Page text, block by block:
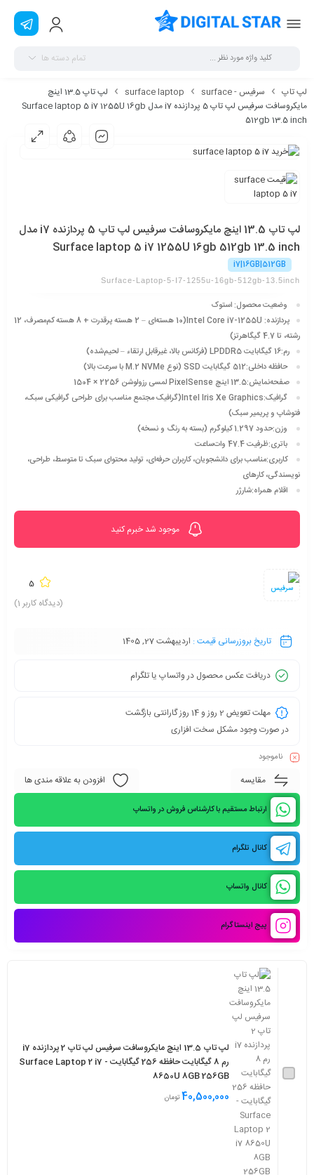
تمام دسته ها
لپ تاپ سرفیس - surface surface laptop
لپ تاپ 13.5 اینچ
مایکروسافت سرفیس لپ تاپ 5 پردازنده i7 مدل Surface laptop 5 i7 1255U 16gb
512gb 13.5 inch
لپ تاپ 13.5 اینچ مایکروسافت سرفیس لپ تاپ 5 پردازنده i7 مدل
Surface laptop 5 i7 1255U 16gb 512gb 13.5 inch
i7|16GB|512GB
Surface-Laptop-5-I7-1255u-16gb-512gb-13.5inch
وضعیت محصول: استوک
پردازنده: Intel Core i7-1255U(10 هسته‌ای – 2 هسته پرقدرت + 8 هسته کم‌مصرف، 12
رشته، تا 4.7 گیگاهرتز)
رم:16 گیگابایت LPDDR5 (فرکانس بالا، غیرقابل ارتقاء – لحیم‌شده)
حافظه داخلی:512 گیگابایت SSD (نوع M.2 NVMe با سرعت بالا)
صفحه‌نمایش:13.5 اینچ PixelSense لمسی رزولوشن 2256 × 1504
گرافیک:Intel Iris Xe Graphics(گرافیک مجتمع مناسب برای طراحی گرافیکی سبک،
فتوشاپ و پریمیر سبک)
وزن:حدود 1.297 کیلوگرم (بسته به رنگ و نسخه)
باتری:ظرفیت 47.4 وات‌ساعت
کاربری:مناسب برای دانشجویان، کاربران حرفه‌ای، تولید محتوای سبک تا متوسط، طراحی،
نویسندگی، کارهای
اقلام همراه:شارژر
موجود شد خبرم کنید
سرفیس
5
(دیدگاه کاربر 1
)
تاریخ بروزرسانی قیمت : اردیبهشت 27, 1405
دریافت عکس محصول در واتساپ یا تلگرام
مهلت تعویض 2 روز و 14 روز گارانتی بازگشت
در صورت وجود مشکل سخت افزاری
ناموجود
مقایسه افزودن به علاقه مندی ها
ارتباط مستقیم با کارشناس فروش در واتساپ
کانال تلگرام
کانال واتساپ
پیج اینستاگرام
لپ تاپ 13.5 اینچ مایکروسافت سرفیس لپ تاپ 2 پردازنده i7
رم 8 گیگابایت حافظه 256 گیگابایت - Surface Laptop 2 i7
8650U 8GB 256GB
40,500,000 تومان